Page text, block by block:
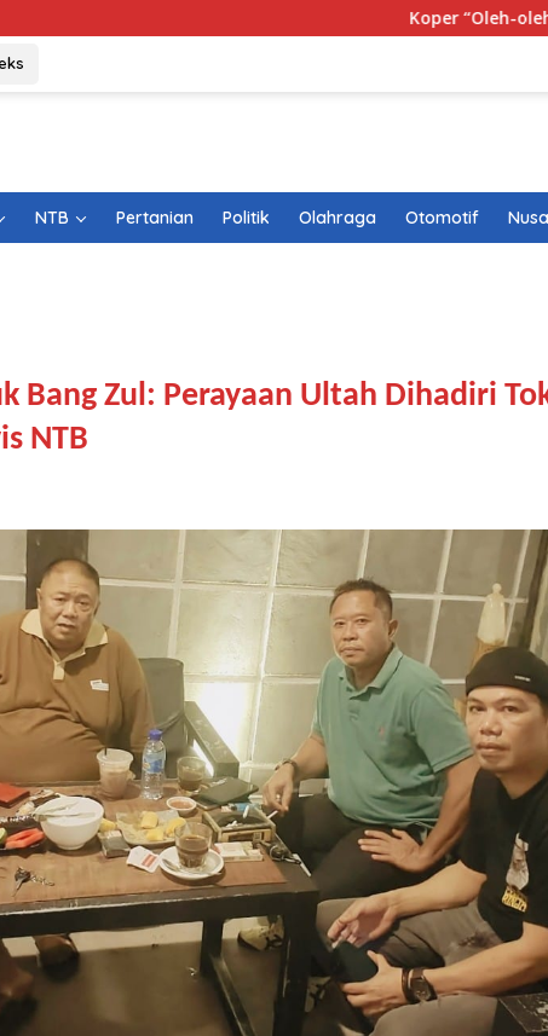
Koper “Oleh-oleh” WNA
NTB Pertanian Politik Olahraga Otomotif
Bang Zul: Perayaan Ultah Dihadiri
NTB